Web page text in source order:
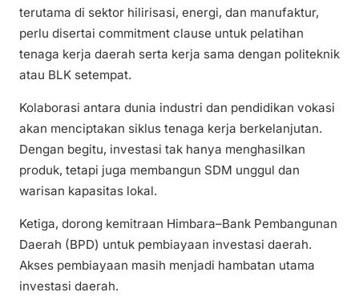
terutama di sektor hilirisasi, energi, dan manufaktur,
perlu disertai commitment clause untuk pelatihan
tenaga kerja daerah serta kerja sama dengan politeknik
atau BLK setempat.
Kolaborasi antara dunia industri dan pendidikan vokasi
akan menciptakan siklus tenaga kerja berkelanjutan.
Dengan begitu, investasi tak hanya menghasilkan
produk, tetapi juga membangun SDM unggul dan
warisan kapasitas lokal.
Ketiga, dorong kemitraan Himbara–Bank Pembangunan
Daerah (BPD) untuk pembiayaan investasi daerah.
Akses pembiayaan masih menjadi hambatan utama
investasi daerah.